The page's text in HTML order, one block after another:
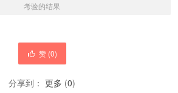
考验的结果
赞 (0)
分享到： 更多 (0)